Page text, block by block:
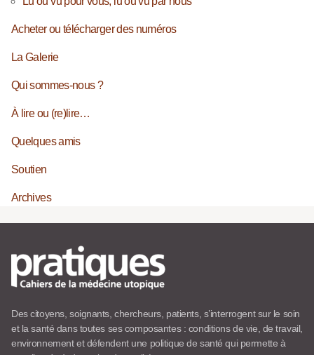
Acheter ou télécharger des numéros
La Galerie
Qui sommes-nous ?
À lire ou (re)lire…
Quelques amis
Soutien
Archives
Des citoyens, soignants, chercheurs, patients, s’interrogent sur le soin
et la santé dans toutes ses composantes : conditions de vie, de travail,
environnement et défendent une politique de santé qui permette à